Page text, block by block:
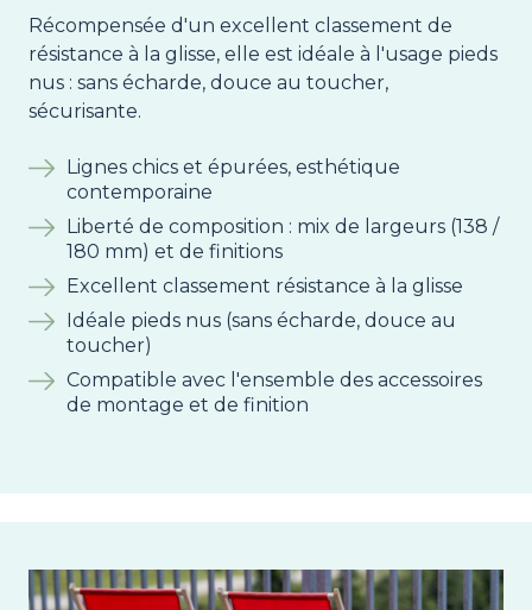
Récompensée d'un excellent classement de
résistance à la glisse, elle est idéale à l'usage pieds
nus : sans écharde, douce au toucher,
sécurisante.
Lignes chics et épurées, esthétique
contemporaine
Liberté de composition : mix de largeurs (138 /
180 mm) et de finitions
Excellent classement résistance à la glisse
Idéale pieds nus (sans écharde, douce au
toucher)
Compatible avec l'ensemble des accessoires
de montage et de finition
Image